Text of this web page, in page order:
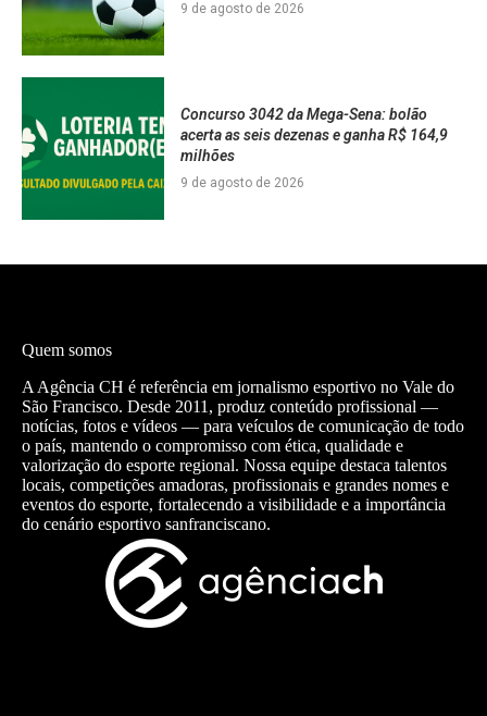
9 de agosto de 2026
Concurso 3042 da Mega-Sena: bolão
acerta as seis dezenas e ganha R$ 164,9
milhões
9 de agosto de 2026
Quem somos
A Agência CH é referência em jornalismo esportivo no Vale do
São Francisco. Desde 2011, produz conteúdo profissional —
notícias, fotos e vídeos — para veículos de comunicação de todo
o país, mantendo o compromisso com ética, qualidade e
valorização do esporte regional. Nossa equipe destaca talentos
locais, competições amadoras, profissionais e grandes nomes e
eventos do esporte, fortalecendo a visibilidade e a importância
do cenário esportivo sanfranciscano.